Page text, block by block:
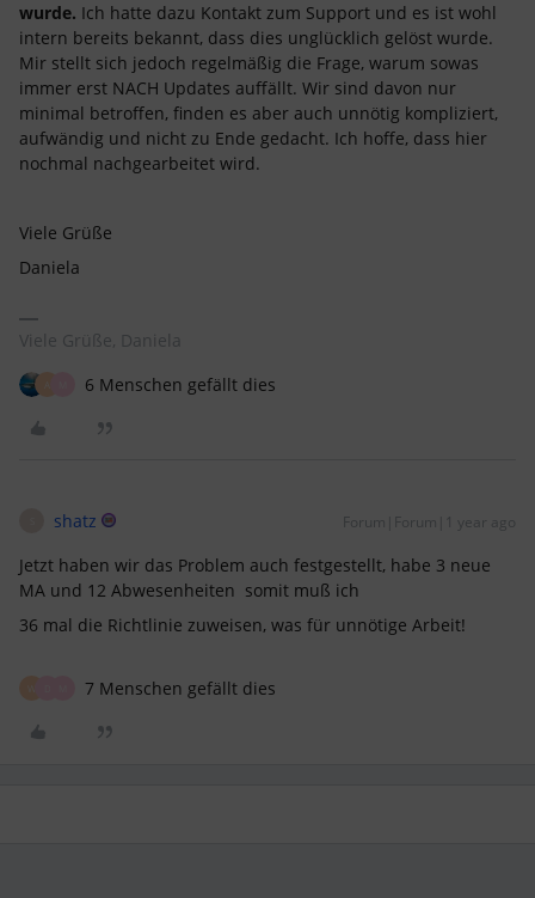
wurde. Ich hatte dazu Kontakt zum Support und es ist wohl
intern bereits bekannt, dass dies unglücklich gelöst wurde.
Mir stellt sich jedoch regelmäßig die Frage, warum sowas
immer erst NACH Updates auffällt. Wir sind davon nur
minimal betroffen, finden es aber auch unnötig kompliziert,
aufwändig und nicht zu Ende gedacht. Ich hoffe, dass hier
nochmal nachgearbeitet wird.
Viele Grüße
Daniela
Viele Grüße, Daniela
6 Menschen gefällt dies
shatz Forum|Forum|1 year ago
Jetzt haben wir das Problem auch festgestellt, habe 3 neue
MA und 12 Abwesenheiten somit muß ich
36 mal die Richtlinie zuweisen, was für unnötige Arbeit!
7 Menschen gefällt dies